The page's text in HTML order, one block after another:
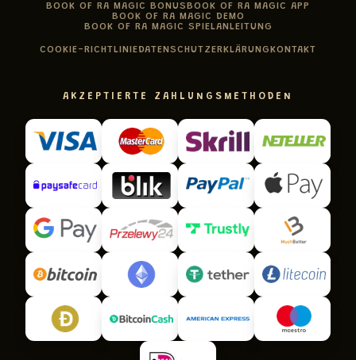
BOOK OF RA MAGIC BONUSBOOK OF RA MAGIC APP
BOOK OF RA MAGIC DEMO
BOOK OF RA MAGIC SPIELANLEITUNG
COOKIE-RICHTLINIEDATENSCHUTZERKLÄRUNGKONTAKT
AKZEPTIERTE ZAHLUNGSMETHODEN